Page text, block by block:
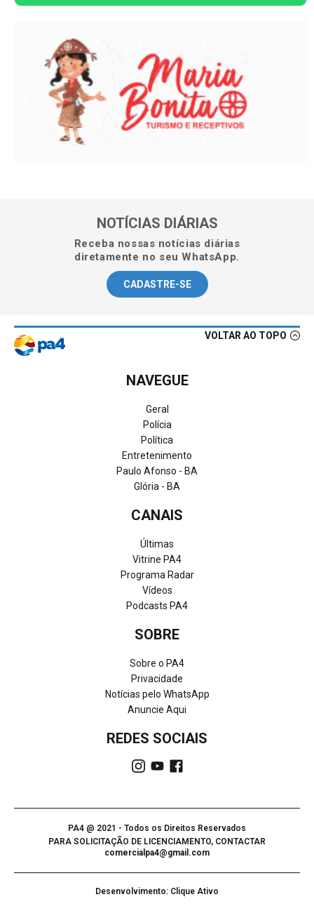
NOTÍCIAS DIÁRIAS
Receba nossas notícias diárias
diretamente no seu WhatsApp.
CADASTRE-SE
VOLTAR AO TOPO
NAVEGUE
Geral
Polícia
Política
Entretenimento
Paulo Afonso - BA
Glória - BA
CANAIS
Últimas
Vitrine PA4
Programa Radar
Vídeos
Podcasts PA4
SOBRE
Sobre o PA4
Privacidade
Notícias pelo WhatsApp
Anuncie Aqui
REDES SOCIAIS
PA4 @ 2021 - Todos os Direitos Reservados
PARA SOLICITAÇÃO DE LICENCIAMENTO, CONTACTAR
comercialpa4@gmail.com
Desenvolvimento: Clique Ativo